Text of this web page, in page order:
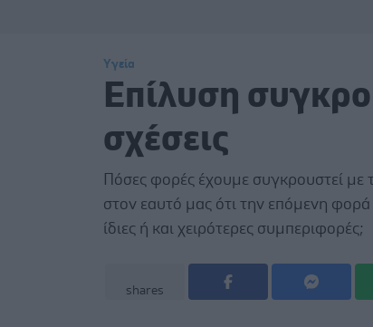
Υγεία
Επίλυση
σχέσεις
Πόσες φορές έχουμε συγκρουστεί
στον εαυτό μας ότι την επόμενη
ίδιες ή και χειρότερες συμπεριφορές;
shares